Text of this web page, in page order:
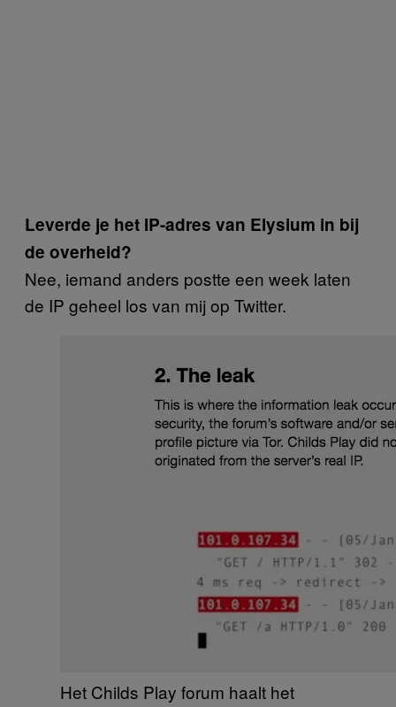
Leverde je het IP-adres van Elysium in bij
de overheid?
Nee, iemand anders postte een week laten
de IP geheel los van mij op Twitter.
Het Childs Play forum haalt het